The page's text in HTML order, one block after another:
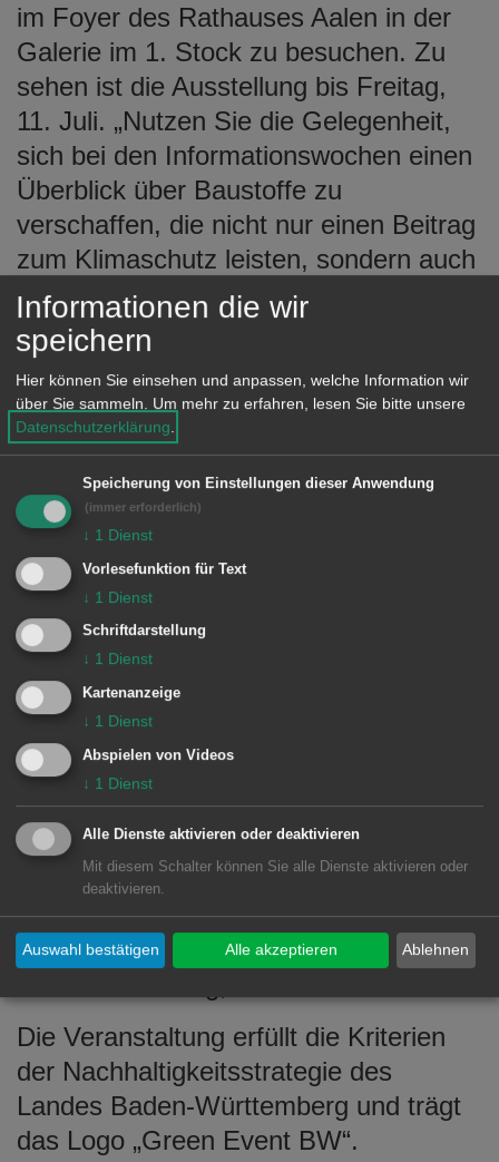
im Foyer des Rathauses Aalen in der
Galerie im 1. Stock zu besuchen. Zu
sehen ist die Ausstellung bis Freitag,
11. Juli. „Nutzen Sie die Gelegenheit,
sich bei den Informationswochen einen
Überblick über Baustoffe zu
verschaffen, die nicht nur einen Beitrag
zum Klimaschutz leisten, sondern auch
zum Wohlfühlen“, so
Oberbürgermeister Frederick Brütting.
Am Veranstaltungsabend werden Dirk
Niehaus und Lisa Zulley, Lotsin für
klimafreundliches Bauen der Stadt
Fragen zu beantworten.
INFO
Freitag, 27. Juni, 18.30 Uhr, kleiner
Sitzungssaal
Vortrag von Prof. Annette Hillebrandt
„Baustoffe und Konstruktionen für die
Zirkularwirtschaft“
Im Anschluss um 19.30 Uhr
Ausstellungseröffnung „Faktor
Wohnen“ in der Galerie im 1. Stock des
Rathauses. Die Ausstellung ist zu
Die Veranstaltung erfüllt die Kriterien
der Nachhaltigkeitsstrategie des
Landes Baden-Württemberg und trägt
das Logo „Green Event BW“.
Informationen die wir
speichern
Hier können Sie einsehen und anpassen, welche Information wir
über Sie sammeln.
Um mehr zu erfahren, lesen Sie bitte unsere
Datenschutzerklärung
Speicherung von Einstellungen dieser Anwendung
(immer erforderlich)
↓ 1 Dienst
Vorlesefunktion für Text
↓ 1 Dienst
Schriftdarstellung
↓ 1 Dienst
Kartenanzeige
↓ 1 Dienst
Abspielen von Videos
↓ 1 Dienst
Alle Dienste aktivieren oder deaktivieren
Mit diesem Schalter können Sie alle Dienste aktivieren oder
deaktivieren.
Ablehnen
Auswahl bestätigen Alle akzeptieren